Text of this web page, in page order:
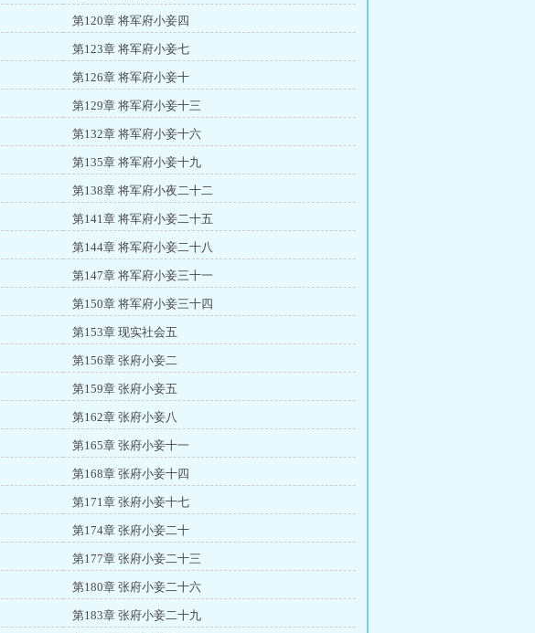
第120章 将军府小妾四
第123章 将军府小妾七
第126章 将军府小妾十
第129章 将军府小妾十三
第132章 将军府小妾十六
第135章 将军府小妾十九
第138章 将军府小夜二十二
第141章 将军府小妾二十五
第144章 将军府小妾二十八
第147章 将军府小妾三十一
第150章 将军府小妾三十四
第153章 现实社会五
第156章 张府小妾二
第159章 张府小妾五
第162章 张府小妾八
第165章 张府小妾十一
第168章 张府小妾十四
第171章 张府小妾十七
第174章 张府小妾二十
第177章 张府小妾二十三
第180章 张府小妾二十六
第183章 张府小妾二十九